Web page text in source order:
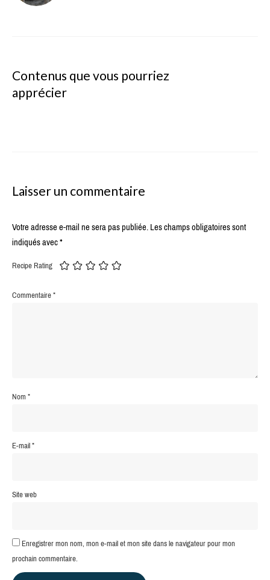
Contenus que vous pourriez
apprécier
Laisser un commentaire
Votre adresse e-mail ne sera pas publiée.Les champs obligatoires sont
indiqués avec*
Recipe Rating
Commentaire*
Nom*
E-mail*
Site web
Enregistrer mon nom, mon e-mail et mon site dans le navigateur pour mon
prochain commentaire.